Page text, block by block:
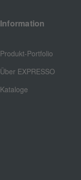
Information
Produkt-Portfolio
Über EXPRESSO
Kataloge